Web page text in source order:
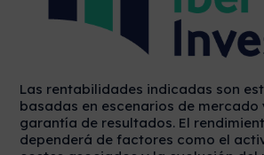
Las rentabilidades indicadas son
basadas en escenarios de
garantía de resultados. El
dependerá de factores como el